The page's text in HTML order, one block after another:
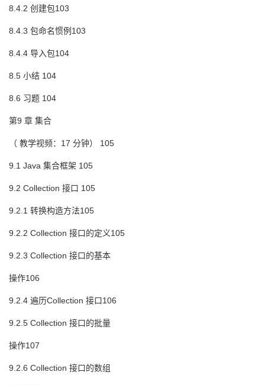
8.4.2 创建包103
8.4.3 包命名惯例103
8.4.4 导入包104
8.5 小结 104
8.6 习题 104
第9 章 集合
（ 教学视频：17 分钟） 105
9.1 Java 集合框架 105
9.2 Collection 接口 105
9.2.1 转换构造方法105
9.2.2 Collection 接口的定义105
9.2.3 Collection 接口的基本
操作106
9.2.4 遍历Collection 接口106
9.2.5 Collection 接口的批量
操作107
9.2.6 Collection 接口的数组